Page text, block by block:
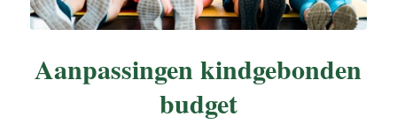
Aanpassingen kindgebonden
budget